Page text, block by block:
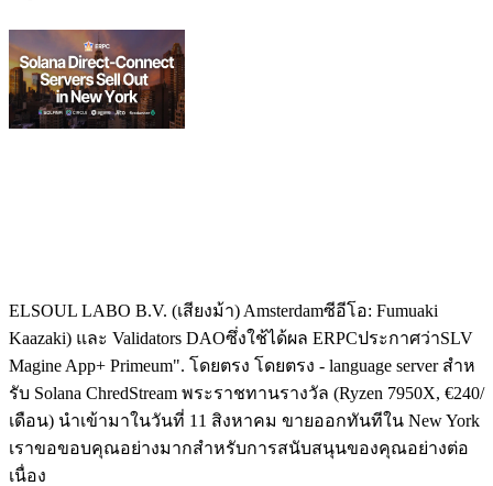
ELSOUL LABO B.V. (เสียงม้า) Amsterdamซีอีโอ: Fumuaki
Kaazaki) และ Validators DAOซึ่งใช้ได้ผล ERPCประกาศว่าSLV
Magine App+ Primeum". โดยตรง โดยตรง ‐ language server สําห
รับ Solana ChredStream พระราชทานรางวัล (Ryzen 7950X, €240/
เดือน) นําเข้ามาในวันที่ 11 สิงหาคม ขายออกทันทีใน New York
เราขอขอบคุณอย่างมากสําหรับการสนับสนุนของคุณอย่างต่อ
เนื่อง